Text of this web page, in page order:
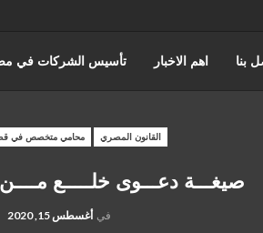
بنا اهم الاخبار تأسيس الشركات في
والقضاء الاداري القانون المصري
القانون المصري
صيغـــة دعـــوى خلـــــع
في أغسطس 15, 2020